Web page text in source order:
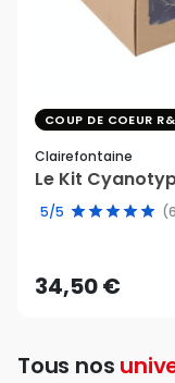
COUP DE COEUR
Clairefontaine
Le Kit
5/5
34,50 €
Tous nos